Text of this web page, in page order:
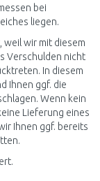
bei
liegen.
wir mit diesem
Verschulden nicht
In diesem
Ihnen ggf. die
Wenn kein
Lieferung eines
Ihnen ggf. bereits